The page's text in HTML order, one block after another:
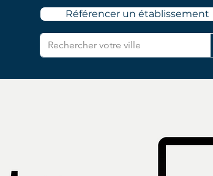
Référencer un établissement